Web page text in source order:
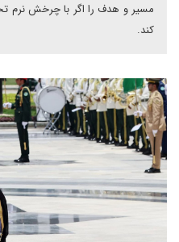
مسیر و هدف را اگر با چرخش نرم
کند.